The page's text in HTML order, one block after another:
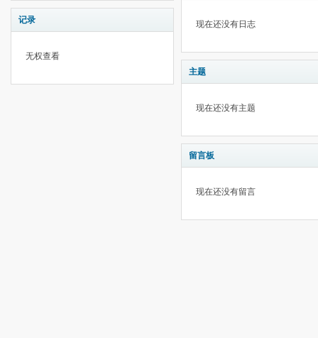
记录
无权查看
现在还没有日志
主题
现在还没有主题
留言板
现在还没有留言